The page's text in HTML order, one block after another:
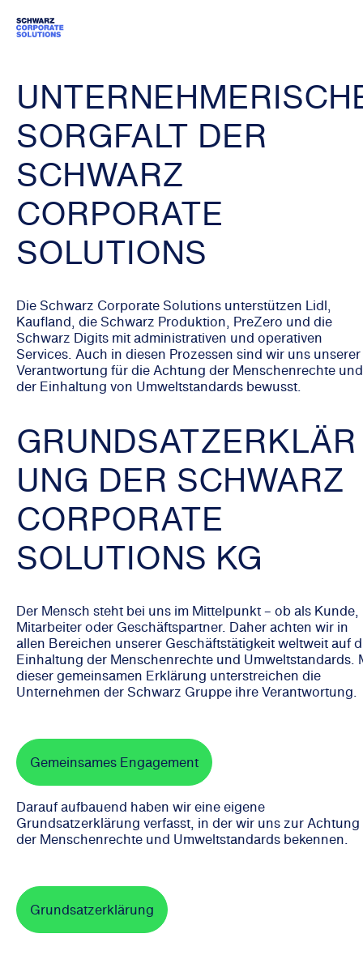
SORGFALT DER
SCHWARZ
CORPORATE
SOLUTIONS
Die Schwarz Corporate Solutions unterstützen Lidl,
Kaufland, die Schwarz Produktion, PreZero und die
Schwarz Digits mit administrativen und operativen
Services. Auch in diesen Prozessen sind wir uns unserer
Verantwortung für die Achtung der Menschenrechte und
der Einhaltung von Umweltstandards bewusst.
GRUNDSATZERKLÄR
UNG DER SCHWARZ
CORPORATE
SOLUTIONS KG
Der Mensch steht bei uns im Mittelpunkt – ob als Kunde,
Mitarbeiter oder Geschäftspartner. Daher achten wir in
allen Bereichen unserer Geschäftstätigkeit weltweit auf
Einhaltung der Menschenrechte und Umweltstandards.
dieser gemeinsamen Erklärung unterstreichen die
Unternehmen der Schwarz Gruppe ihre Verantwortung.
Gemeinsames Engagement
Darauf aufbauend haben wir eine eigene
Grundsatzerklärung verfasst, in der wir uns zur Achtung
der Menschenrechte und Umweltstandards bekennen.
Grundsatzerklärung